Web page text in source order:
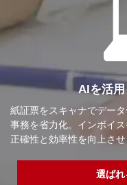
AIを活
紙証票をスキャナでデー
事務を省力化。インボイ
正確性と効率性を向上させ
選ば